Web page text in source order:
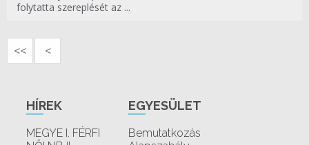
folytatta szereplését az ...
<< <
HÍREK
MEGYE I. FÉRFI
EGYESÜLET
Bemutatkozás